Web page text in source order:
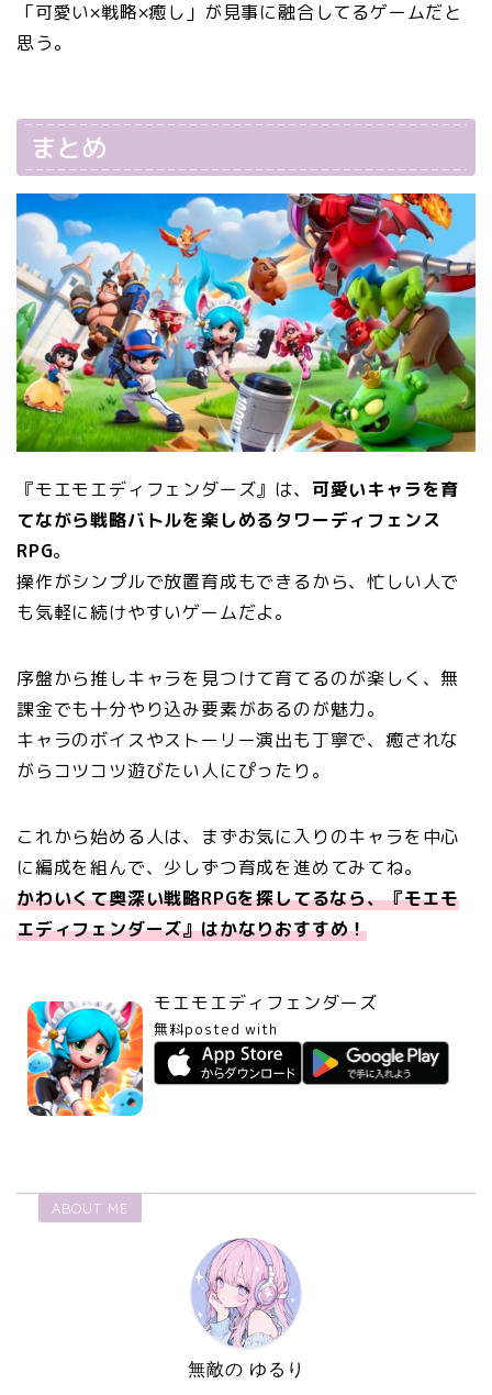
「可愛い×戦略×癒し」が見事に融合してるゲームだと
思う。
まとめ
『モエモエディフェンダーズ』は、 可愛いキャラを育
てながら戦略バトルを楽しめるタワーディフェンス
RPG。
操作がシンプルで放置育成もできるから、忙しい人で
も気軽に続けやすいゲームだよ。
序盤から推しキャラを見つけて育てるのが楽しく、無
課金でも十分やり込み要素があるのが魅力。
キャラのボイスやストーリー演出も丁寧で、癒されな
がらコツコツ遊びたい人にぴったり。
これから始める人は、まずお気に入りのキャラを中心
に編成を組んで、少しずつ育成を進めてみてね。
かわいくて奥深い戦略RPGを探してるなら、『モエモ
エディフェンダーズ』はかなりおすすめ！
モエモエディフェンダーズ
無料posted with
ABOUT ME
無敵の ゆるり